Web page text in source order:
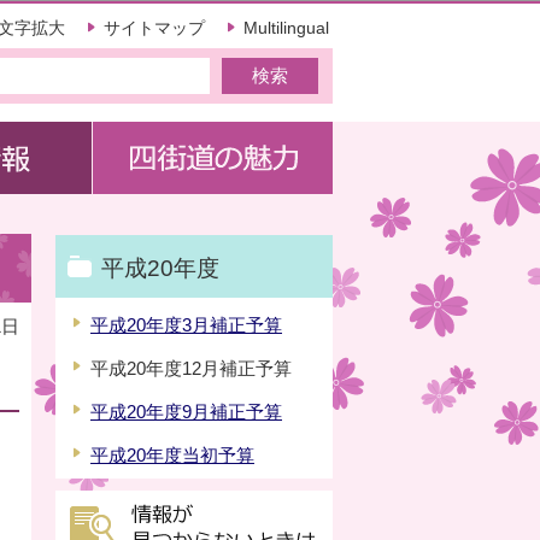
字拡大 サイトマップ Multilingual
平成20年度
平成20年度3月補正予算
平成20年度12月補正予算
平成20年度9月補正予算
平成20年度当初予算